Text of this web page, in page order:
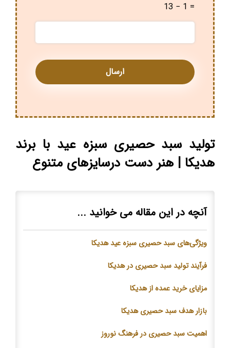
13 − 1 =
تولید سبد حصیری سبزه عید با برند
هدیکا | هنر دست درسایزهای متنوع
آنچه در این مقاله می خوانید ...
ویژگی‌های سبد حصیری سبزه عید هدیکا
فرآیند تولید سبد حصیری در هدیکا
مزایای خرید عمده از هدیکا
بازار هدف سبد حصیری هدیکا
اهمیت سبد حصیری در فرهنگ نوروز